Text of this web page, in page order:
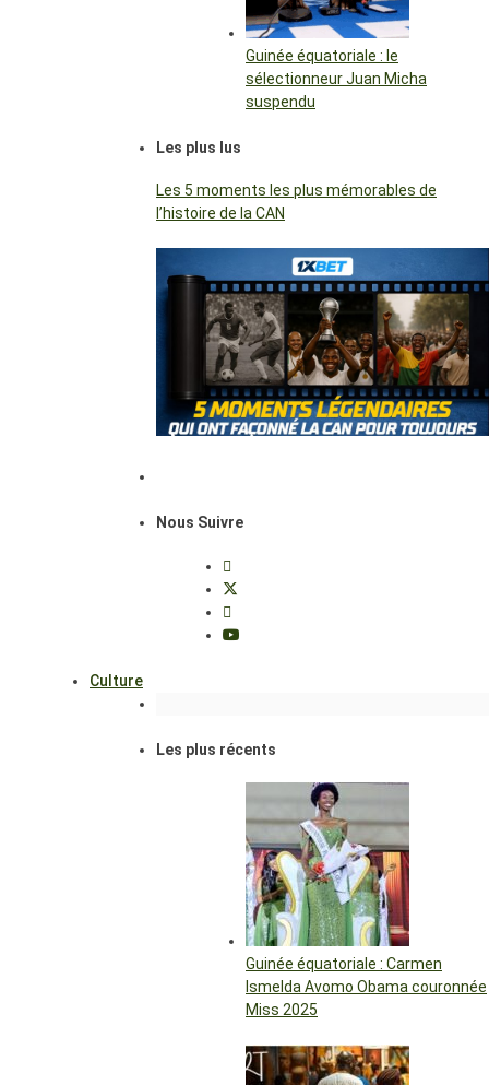
Guinée équatoriale : le
sélectionneur Juan Micha
suspendu
Les plus lus
Les 5 moments les plus mémorables de
l’histoire de la CAN
Nous Suivre
Culture
Les plus récents
Guinée équatoriale : Carmen
Ismelda Avomo Obama couronnée
Miss 2025